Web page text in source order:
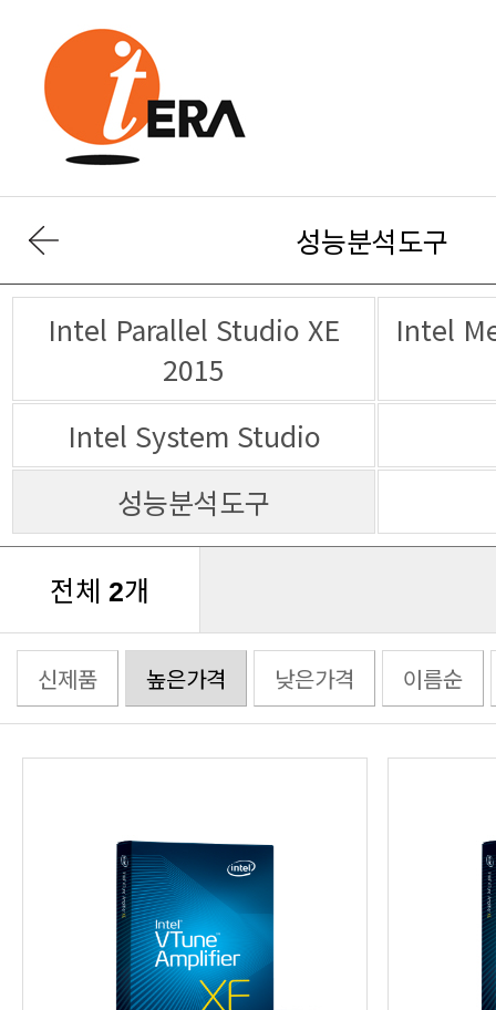
성능분석도구
2015
Intel System Studio
성능분석도구
전체 2개
신제품 높은가격 낮은가격 이름순